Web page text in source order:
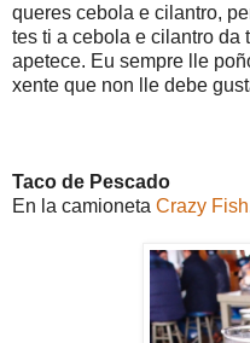
queres cebola e cilantro,
tes ti a cebola e cilantro da
apetece. Eu sempre lle
xente que non lle debe
Taco de Pescado
En la camioneta Crazy Fish